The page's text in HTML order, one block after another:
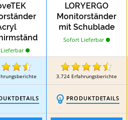
er
LORYERGO
Monitorständer
mit Schublade
Sofort Lieferbar
3.724 Erfahrungsberichte
PRODUKTDETAILS